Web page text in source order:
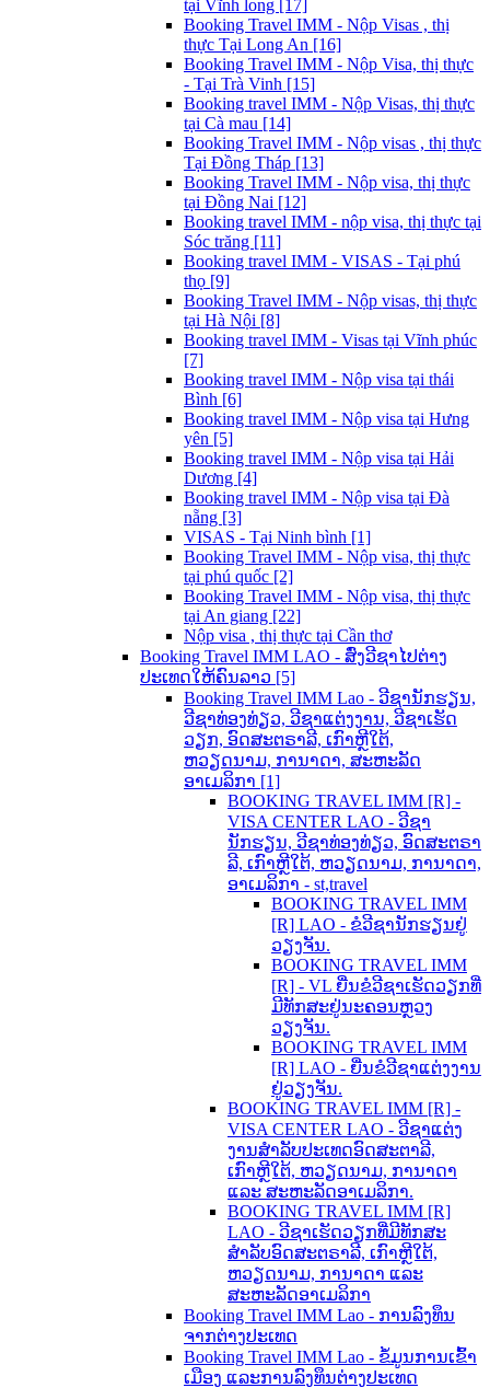
tại Vĩnh long [17]
Booking Travel IMM - Nộp Visas , thị
thực Tại Long An [16]
Booking Travel IMM - Nộp Visa, thị thực
- Tại Trà Vinh [15]
Booking travel IMM - Nộp Visas, thị thực
tại Cà mau [14]
Booking Travel IMM - Nộp visas , thị thực
Tại Đồng Tháp [13]
Booking Travel IMM - Nộp visa, thị thực
tại Đồng Nai [12]
Booking travel IMM - nộp visa, thị thực tại
Sóc trăng [11]
Booking travel IMM - VISAS - Tại phú
thọ [9]
Booking Travel IMM - Nộp visas, thị thực
tại Hà Nội [8]
Booking travel IMM - Visas tại Vĩnh phúc
[7]
Booking travel IMM - Nộp visa tại thái
Bình [6]
Booking travel IMM - Nộp visa tại Hưng
yên [5]
Booking travel IMM - Nộp visa tại Hải
Dương [4]
Booking travel IMM - Nộp visa tại Đà
nẵng [3]
VISAS - Tại Ninh bình [1]
Booking Travel IMM - Nộp visa, thị thực
tại phú quốc [2]
Booking Travel IMM - Nộp visa, thị thực
tại An giang [22]
Nộp visa , thị thực tại Cần thơ
Booking Travel IMM LAO - ສົ່ງວີຊາໄປຕ່າງ
ປະເທດໃຫ້ຄົນລາວ [5]
Booking Travel IMM Lao - ວີຊານັກຮຽນ,
ວີຊາທ່ອງທ່ຽວ, ວີຊາແຕ່ງງານ, ວີຊາເຮັດ
ວຽກ, ອົດສະຕຣາລີ, ເກົາຫຼີໃຕ້,
ຫວຽດນາມ, ການາດາ, ສະຫະລັດ
ອາເມລິກາ [1]
BOOKING TRAVEL IMM [R] -
VISA CENTER LAO - ວີຊາ
ນັກຮຽນ, ວີຊາທ່ອງທ່ຽວ, ອົດສະຕຣາ
ລີ, ເກົາຫຼີໃຕ້, ຫວຽດນາມ, ການາດາ,
ອາເມລິກາ - st,travel
BOOKING TRAVEL IMM
[R] LAO - ຂໍວີຊານັກຮຽນຢູ່
ວຽງຈັນ.
BOOKING TRAVEL IMM
[R] - VL ຍື່ນຂໍວີຊາເຮັດວຽກທີ່
ມີທັກສະຢູ່ນະຄອນຫຼວງ
ວຽງຈັນ.
BOOKING TRAVEL IMM
[R] LAO - ຍື່ນຂໍວີຊາແຕ່ງງານ
ຢູ່ວຽງຈັນ.
BOOKING TRAVEL IMM [R] -
VISA CENTER LAO - ວີຊາແຕ່ງ
ງານສຳລັບປະເທດອົດສະຕາລີ,
ເກົາຫຼີໃຕ້, ຫວຽດນາມ, ການາດາ
ແລະ ສະຫະລັດອາເມລິກາ.
BOOKING TRAVEL IMM [R]
LAO - ວີຊາເຮັດວຽກທີ່ມີທັກສະ
ສຳລັບອົດສະຕຣາລີ, ເກົາຫຼີໃຕ້,
ຫວຽດນາມ, ການາດາ ແລະ
ສະຫະລັດອາເມລິກາ
Booking Travel IMM Lao - ການລົງທຶນ
ຈາກຕ່າງປະເທດ
Booking Travel IMM Lao - ຂໍ້ມູນການເຂົ້າ
ເມືອງ ແລະການລົງທຶນຕ່າງປະເທດ